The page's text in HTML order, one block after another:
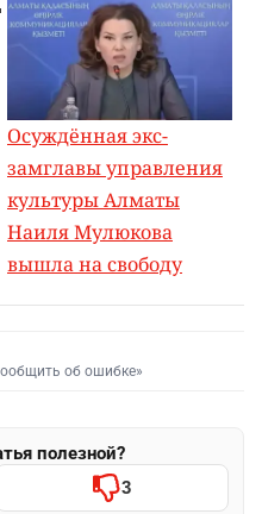
Осуждённая экс-
замглавы управления
культуры Алматы
Наиля Мулюкова
вышла на свободу
об ошибке»
полезной?
3